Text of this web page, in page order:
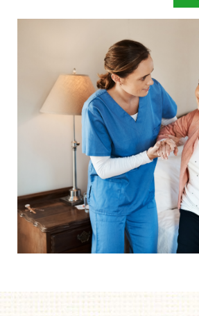
en een betere begeleiding.
Mensen hebben snel de neiging om
bed wel prima is.
Of dat de instelling
zorgbedden beschikt. Gelukkig maar
maar legt u zich er niet te snel bij neer
even anders is. Een speciaal zorgbed
verder dan een standaard bed. Het
het kan draaien, kantelen en rechtop
Afgestemd op de behoefte van het
zorghandelingen makkelijker en
uw aanvraag en wij helpen u op weg.
moet en zonder directe
Als u er over nadenkt om een
zorgbed langer thuis kunnen blijven